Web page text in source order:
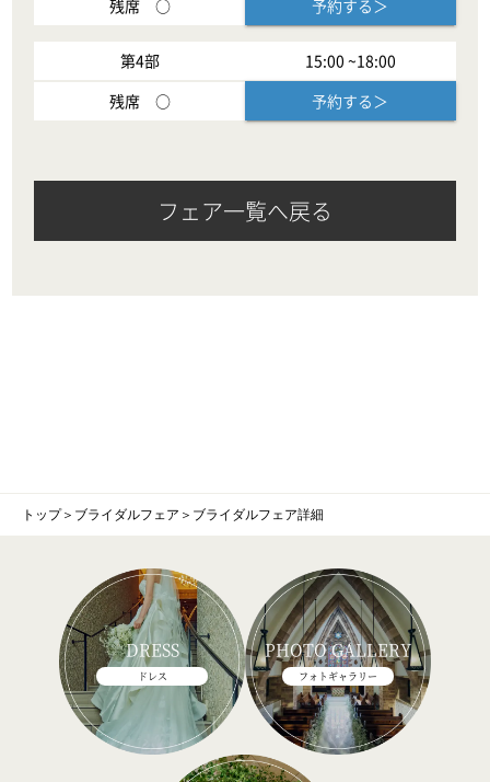
残席 ○ 予約する＞
第4部 15:00 ~18:00
残席 ○ 予約する＞
フェア一覧へ戻る
トップ＞ ブライダルフェア ＞ ブライダルフェア詳細
DRESS
ドレス
PHOTO GALLERY
フォトギャラリー